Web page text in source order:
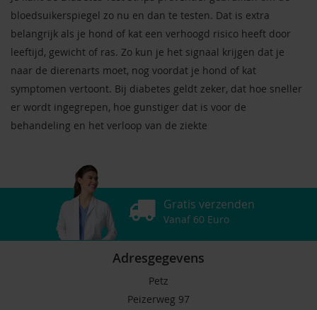
bloedsuikerspiegel zo nu en dan te testen. Dat is extra
belangrijk als je hond of kat een verhoogd risico heeft door
leeftijd, gewicht of ras. Zo kun je het signaal krijgen dat je
naar de dierenarts moet, nog voordat je hond of kat
symptomen vertoont. Bij diabetes geldt zeker, dat hoe sneller
er wordt ingegrepen, hoe gunstiger dat is voor de
behandeling en het verloop van de ziekte
Gratis verzenden
Vanaf 60 Euro
Adresgegevens
Petz
Peizerweg 97